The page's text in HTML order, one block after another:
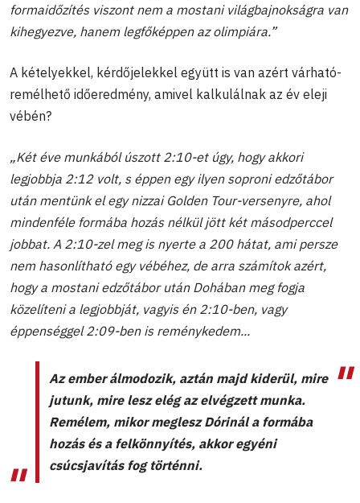
formaidőzítés viszont nem a mostani világbajnokságra van
kihegyezve, hanem legfőképpen az olimpiára.”
A kételyekkel, kérdőjelekkel együtt is van azért várható-
remélhető időeredmény, amivel kalkulálnak az év eleji
vébén?
„Két éve munkából úszott 2:10-et úgy, hogy akkori
legjobbja 2:12 volt, s éppen egy ilyen soproni edzőtábor
után mentünk el egy nizzai Golden Tour-versenyre, ahol
mindenféle formába hozás nélkül jött két másodperccel
jobbat. A 2:10-zel meg is nyerte a 200 hátat, ami persze
nem hasonlítható egy vébéhez, de arra számítok azért,
hogy a mostani edzőtábor után Dohában meg fogja
közelíteni a legjobbját, vagyis én 2:10-ben, vagy
éppenséggel 2:09-ben is reménykedem...
Az ember álmodozik, aztán majd kiderül, mire
jutunk, mire lesz elég az elvégzett munka.
Remélem, mikor meglesz Dórinál a formába
hozás és a felkönnyítés, akkor egyéni
csúcsjavítás fog történni.